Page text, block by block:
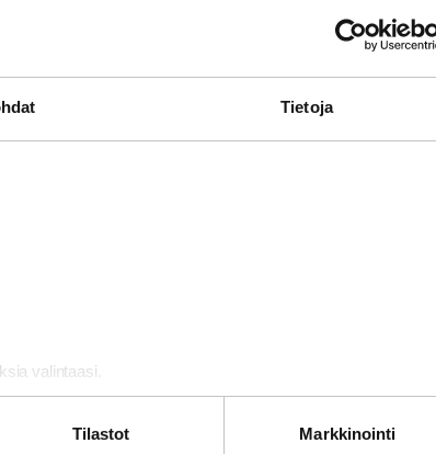
Tietoja
valintaasi.
tietoja siitä, miten käytät sivustoamme.
Tilastot Markkinointi
hakukierroksella 17 yksittäistä
valtioneuvoston
valtioneuvostolle niiden
oli vähemmän kuin hakijoita.
Hakijoiden määrä ylitti
Loviisaa, Mäntsälää,
ja päättänyt valtioneuvostolle
tarjolla kaikille hakijoille.
samanaikaisesti valtioneuvoston